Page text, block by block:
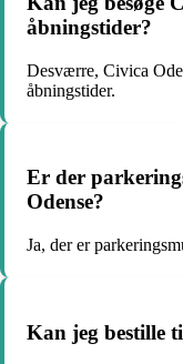
åbningstider?
Desværre, Civica
åbningstider.
Er der
Odense?
Ja, der er
Kan jeg bestille